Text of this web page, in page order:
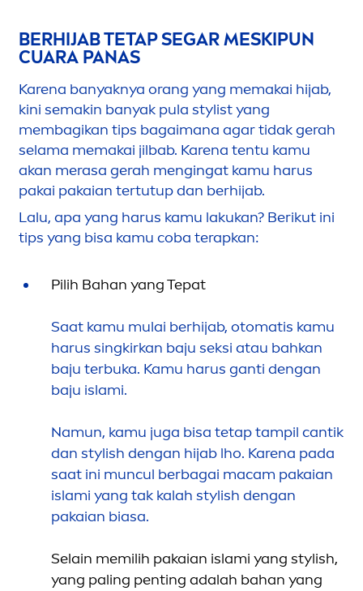
BERHIJAB TETAP SEGAR MESKIPUN
CUARA PANAS
Karena banyaknya orang yang memakai hijab,
kini semakin banyak pula stylist yang
membagikan tips bagaimana agar tidak gerah
selama memakai jilbab. Karena tentu kamu
akan merasa gerah mengingat kamu harus
pakai pakaian tertutup dan berhijab.
Lalu, apa yang harus kamu lakukan? Berikut ini
tips yang bisa kamu coba terapkan:
Pilih Bahan yang Tepat
Saat kamu mulai berhijab, otomatis kamu
harus singkirkan baju seksi atau bahkan
baju terbuka. Kamu harus ganti dengan
baju islami.
Namun, kamu juga bisa tetap tampil cantik
dan stylish dengan hijab lho. Karena pada
saat ini muncul berbagai macam pakaian
islami yang tak kalah stylish dengan
pakaian biasa.
Selain memilih pakaian islami yang stylish,
yang paling penting adalah bahan yang